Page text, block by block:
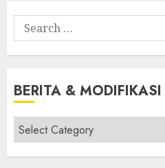
Search
for:
BERITA & MODIFIKASI
Berita
&
Modifikasi